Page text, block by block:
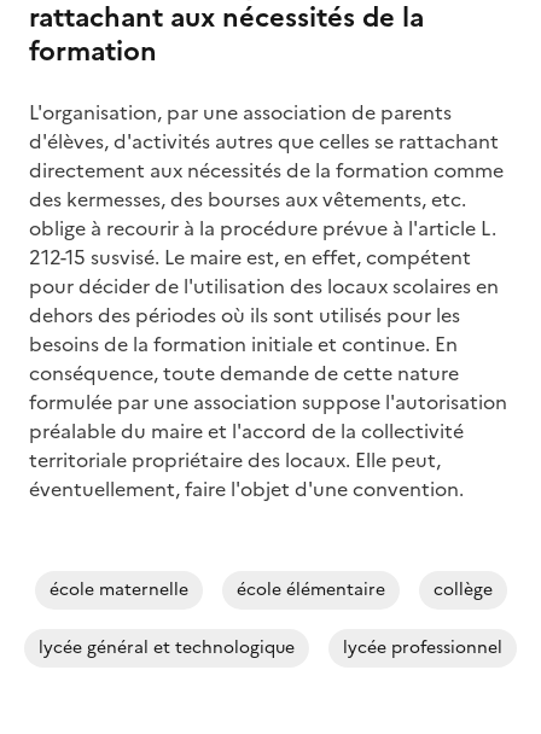
rattachant aux nécessités de la
formation
L'organisation, par une association de parents
d'élèves, d'activités autres que celles se rattachant
directement aux nécessités de la formation comme
des kermesses, des bourses aux vêtements, etc.
oblige à recourir à la procédure prévue à l'article L.
212-15 susvisé. Le maire est, en effet, compétent
pour décider de l'utilisation des locaux scolaires en
dehors des périodes où ils sont utilisés pour les
besoins de la formation initiale et continue. En
conséquence, toute demande de cette nature
formulée par une association suppose l'autorisation
préalable du maire et l'accord de la collectivité
territoriale propriétaire des locaux. Elle peut,
éventuellement, faire l'objet d'une convention.
école maternelle école élémentaire collège
lycée général et technologique lycée professionnel